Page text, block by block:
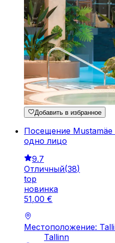
Добавить в избранное
Посещение Mustamäe
одно лицо
9.7
Отличный(38)
top
новинка
51,00 €
Местоположение:
Tallinn